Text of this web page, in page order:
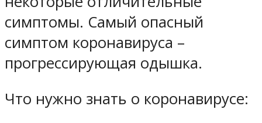
симптомы. Самый опасный
симптом коронавируса –
прогрессирующая одышка.
Что нужно знать о коронавирусе: